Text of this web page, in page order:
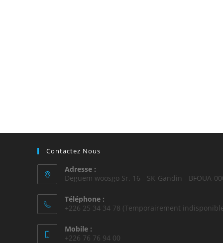
Contactez Nous
Adresse :
Deguem woosgo Sr. 16 - SK-Gandin - BFOUA-
Téléphone :
+226 25 34 34 78 (Temporairement
Mobile :
+226 76 76 94 00